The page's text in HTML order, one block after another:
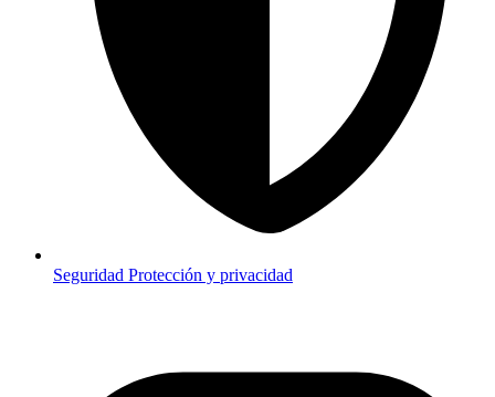
Seguridad Protección y privacidad